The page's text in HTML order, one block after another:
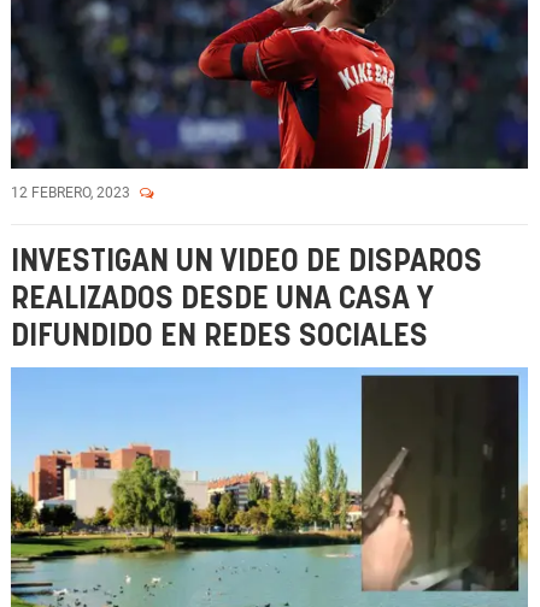
12 FEBRERO, 2023
INVESTIGAN UN VIDEO DE DISPAROS
REALIZADOS DESDE UNA CASA Y
DIFUNDIDO EN REDES SOCIALES